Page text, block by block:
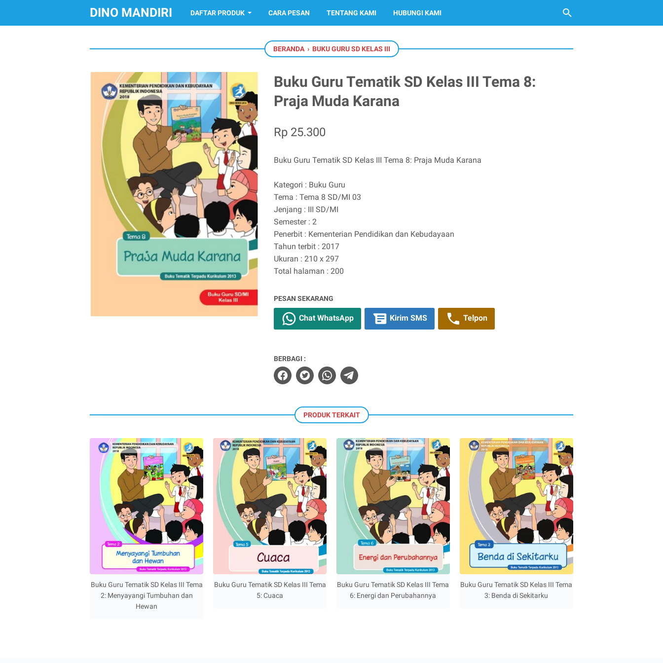
DINO MANDIRI DAFTAR PRODUK CARA PESAN TENTANG KAMI HUBUNGI KAMI
BERANDA › BUKU GURU SD KELAS III
Buku Guru Tematik SD Kelas III Tema 8:
Praja Muda Karana
Rp 25.300
Buku Guru Tematik SD Kelas III Tema 8: Praja Muda Karana
Kategori : Buku Guru
Tema : Tema 8 SD/MI 03
Jenjang : III SD/MI
Semester : 2
Penerbit : Kementerian Pendidikan dan Kebudayaan
Tahun terbit : 2017
Ukuran : 210 x 297
Total halaman : 200
PESAN SEKARANG
Chat WhatsApp Kirim SMS Telpon
BERBAGI :
PRODUK TERKAIT
Buku Guru Tematik SD Kelas III Tema
2: Menyayangi Tumbuhan dan
Hewan
Buku Guru Tematik SD Kelas III Tema
5: Cuaca
Buku Guru Tematik SD Kelas III Tema
6: Energi dan Perubahannya
Buku Guru Tematik SD Kelas III Tema
3: Benda di Sekitarku